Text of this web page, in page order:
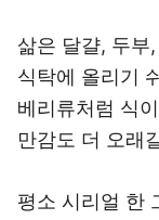
삶은 달걀, 두부
식탁에 올리기
베리류처럼 식
만감도 더 오래
평소 시리얼 한